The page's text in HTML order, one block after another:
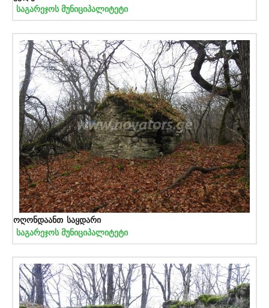
საგარეჯოს მუნიციპალიტეტი
ოღონდაანთ საყდარი
საგარეჯოს მუნიციპალიტეტი